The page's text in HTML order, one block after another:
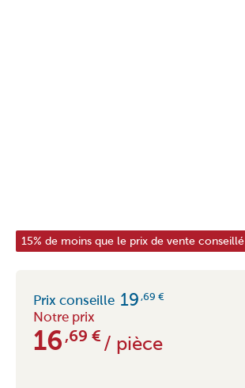
15% de moins que le prix de vente conseillé
Notre prix
16 ,69 €/ pièce
Prix conseille 19 ,69 €